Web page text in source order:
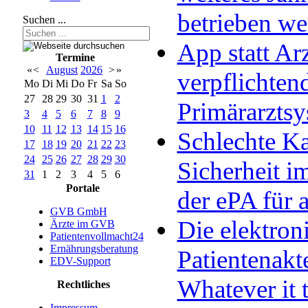
Suchen ...
Termine
«< August 2026 >»
Mo Di Mi Do Fr Sa So
27
28 29 30 31 1
2
3
4 5 6 7 8
9
10
11 12 13 14 15 16
17
18 19 20 21 22 23
24
25 26 27 28 29 30
31
1 2 3 4 5
6
Portale
GVB GmbH
Ärzte im GVB
Patientenvollmacht24
Ernährungsberatung
EDV-Support
Rechtliches
betrieben
App statt
Schlechte
Sicherheit
der ePA für
Die
Whatever it